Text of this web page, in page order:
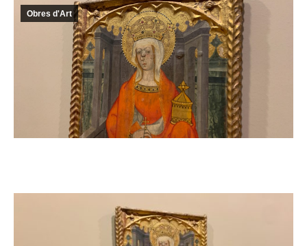
Obres d'Art